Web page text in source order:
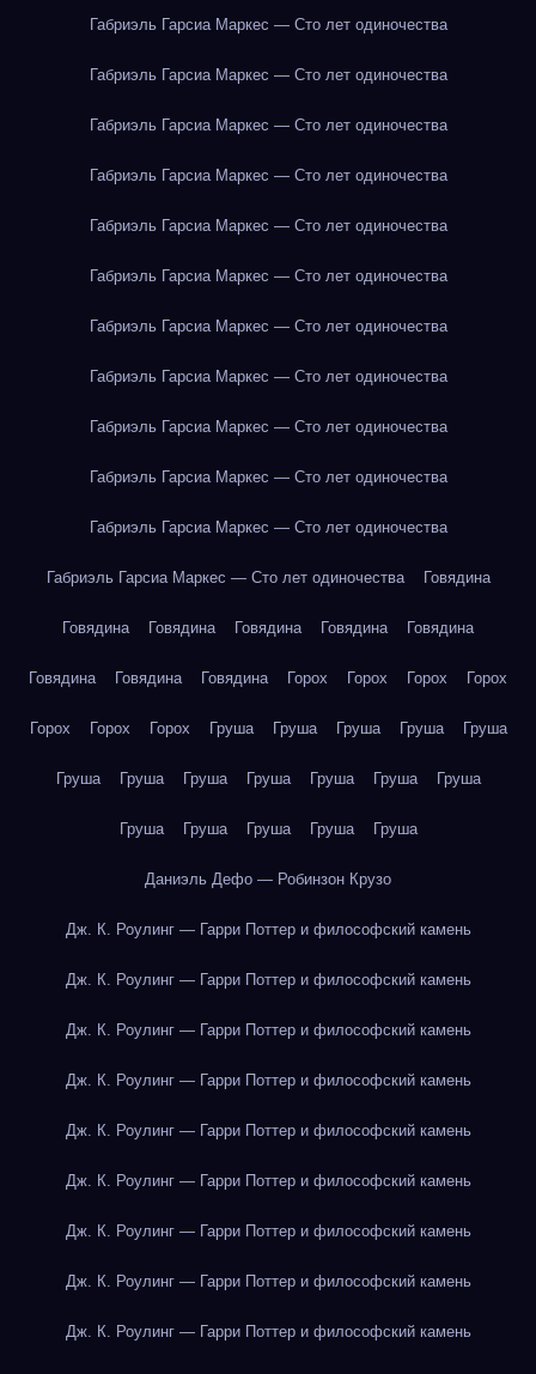
Габриэль Гарсиа Маркес — Сто лет одиночества
Габриэль Гарсиа Маркес — Сто лет одиночества
Габриэль Гарсиа Маркес — Сто лет одиночества
Габриэль Гарсиа Маркес — Сто лет одиночества
Габриэль Гарсиа Маркес — Сто лет одиночества
Габриэль Гарсиа Маркес — Сто лет одиночества
Габриэль Гарсиа Маркес — Сто лет одиночества
Габриэль Гарсиа Маркес — Сто лет одиночества
Габриэль Гарсиа Маркес — Сто лет одиночества
Габриэль Гарсиа Маркес — Сто лет одиночества
Габриэль Гарсиа Маркес — Сто лет одиночества
Габриэль Гарсиа Маркес — Сто лет одиночества Говядина
Говядина Говядина Говядина Говядина Говядина
Говядина Говядина Говядина Горох Горох Горох Горох
Горох Горох Горох Груша Груша Груша Груша Груша
Груша Груша Груша Груша Груша Груша Груша
Груша Груша Груша Груша Груша
Даниэль Дефо — Робинзон Крузо
Дж. К. Роулинг — Гарри Поттер и философский камень
Дж. К. Роулинг — Гарри Поттер и философский камень
Дж. К. Роулинг — Гарри Поттер и философский камень
Дж. К. Роулинг — Гарри Поттер и философский камень
Дж. К. Роулинг — Гарри Поттер и философский камень
Дж. К. Роулинг — Гарри Поттер и философский камень
Дж. К. Роулинг — Гарри Поттер и философский камень
Дж. К. Роулинг — Гарри Поттер и философский камень
Дж. К. Роулинг — Гарри Поттер и философский камень